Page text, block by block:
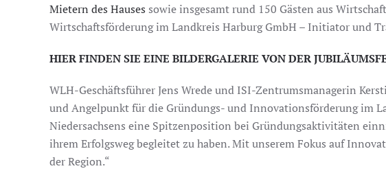
Mietern des Hauses sowie insgesamt rund 150 Gästen aus
Wirtschaftsförderung im Landkreis Harburg GmbH – Initiator und
HIER FINDEN SIE EINE BILDERGALERIE VON DER
WLH-Geschäftsführer Jens Wrede und ISI-Zentrumsmanagerin
und Angelpunkt für die Gründungs- und Innovationsförderung im
Niedersachsens eine Spitzenposition bei Gründungsaktivitäten
ihrem Erfolgsweg begleitet zu haben. Mit unserem Fokus auf
der Region.“